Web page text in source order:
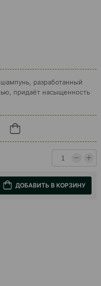
разработанный
придаёт насыщенность
ДОБАВИТЬ В КОРЗИНУ